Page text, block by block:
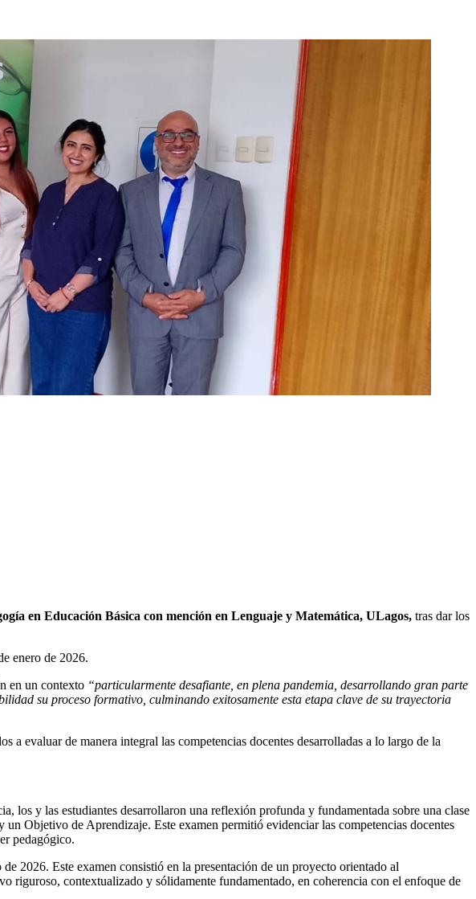
en Educación Básica con mención en Lenguaje y Matemática, ULagos, tras dar los
enero de 2026.
en un contexto “particularmente desafiante, en plena pandemia, desarrollando gran parte
su proceso formativo, culminando exitosamente esta etapa clave de su trayectoria
evaluar de manera integral las competencias docentes desarrolladas a lo largo de la
los y las estudiantes desarrollaron una reflexión profunda y fundamentada sobre una clase
Objetivo de Aprendizaje. Este examen permitió evidenciar las competencias docentes
pedagógico.
2026. Este examen consistió en la presentación de un proyecto orientado al
riguroso, contextualizado y sólidamente fundamentado, en coherencia con el enfoque de